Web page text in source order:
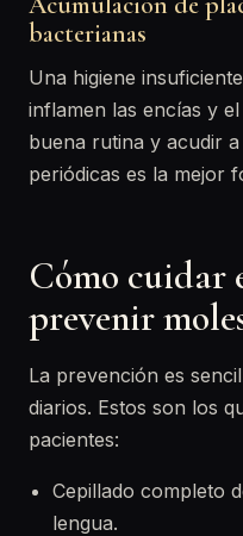
bacterianas
Una higiene
inflamen las encías y
buena rutina y acudir a
periódicas es la mejor
Cómo cuidar
prevenir
La prevención es
diarios. Estos son los
pacientes:
Cepillado completo
lengua.